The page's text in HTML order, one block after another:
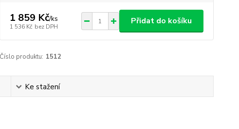
1 859 Kč/ks
1 536 Kč bez DPH
Přidat do košíku
Číslo produktu: 1512
Ke stažení